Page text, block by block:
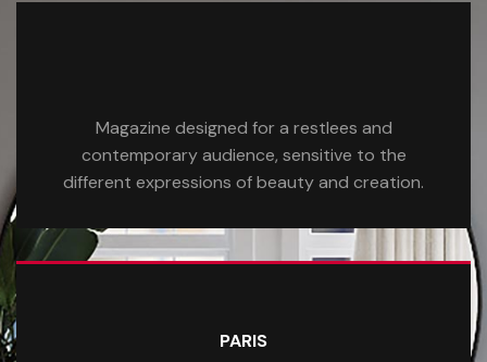
Magazine designed for a restlees and
contemporary audience, sensitive to the
different expressions of beauty and creation.
PARIS